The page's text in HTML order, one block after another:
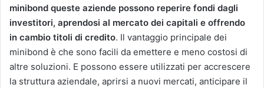
minibond queste aziende possono reperire fondi dagli
investitori, aprendosi al mercato dei capitali e offrendo
in cambio titoli di credito. Il vantaggio principale dei
minibond è che sono facili da emettere e meno costosi di
altre soluzioni. E possono essere utilizzati per accrescere
la struttura aziendale, aprirsi a nuovi mercati, anticipare il